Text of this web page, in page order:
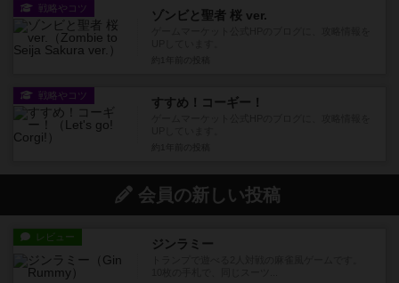
戦略やコツ ゾンビと聖者 桜 ver.
戦略やコツ すすめ！コーギー！
会員の新しい投稿
レビュー ジンラミー